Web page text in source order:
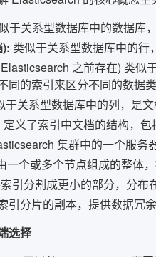
于关系型数据库中的数据库
类似于关系型数据库中的行
之前存在) 类似
同的索引来区分不同的数据类
于关系型数据库中的列，是文
定义了索引中文档的结构，包
集群中的一个服务
一个或多个节点组成的整体
引分割成更小的部分，分布
引分片的副本，提供数据冗
选择